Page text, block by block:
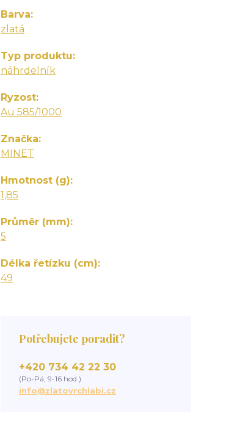
Barva
zlatá
Typ produktu
náhrdelník
Ryzost
Au 585/1000
Značka
MINET
Hmotnost (g)
1,85
Průměr (mm)
5
Délka řetízku (cm)
49
Potřebujete poradit?
+420 734 42 22 30
(Po-Pá, 9-16 hod.)
info@zlatovrchlabi.cz